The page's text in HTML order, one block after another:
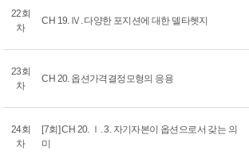
22회
차
CH 19. Ⅳ. 다양한 포지션에 대한 델타헷지
23회
차
CH 20. 옵션가격결정모형의 응용
24회
차
[7회] CH 20. Ⅰ. 3. 자기자본이 옵션으로서 갖는 의
미